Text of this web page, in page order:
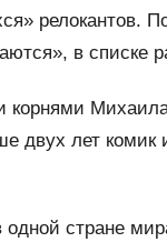
релокантов.
в списке
двух лет комик
одной стране